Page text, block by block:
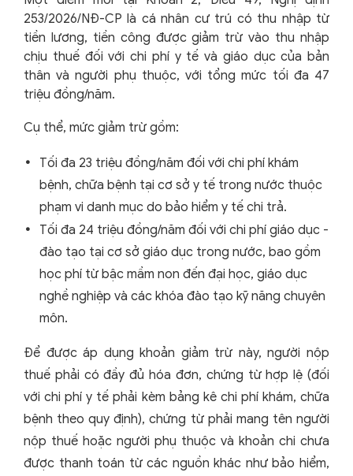
253/2026/NĐ-CP là cá nhân cư trú có thu nhập từ
tiền lương, tiền công được giảm trừ vào thu nhập
chịu thuế đối với chi phí y tế và giáo dục của bản
thân và người phụ thuộc, với tổng mức tối đa 47
triệu đồng/năm.
Cụ thể, mức giảm trừ gồm:
Tối đa 23 triệu đồng/năm đối với chi phí khám
bệnh, chữa bệnh tại cơ sở y tế trong nước thuộc
phạm vi danh mục do bảo hiểm y tế chi trả.
Tối đa 24 triệu đồng/năm đối với chi phí giáo dục -
đào tạo tại cơ sở giáo dục trong nước, bao gồm
học phí từ bậc mầm non đến đại học, giáo dục
nghề nghiệp và các khóa đào tạo kỹ năng chuyên
môn.
Để được áp dụng khoản giảm trừ này, người nộp
thuế phải có đầy đủ hóa đơn, chứng từ hợp lệ (đối
với chi phí y tế phải kèm bảng kê chi phí khám, chữa
bệnh theo quy định), chứng từ phải mang tên người
nộp thuế hoặc người phụ thuộc và khoản chi chưa
được thanh toán từ các nguồn khác như bảo hiểm,